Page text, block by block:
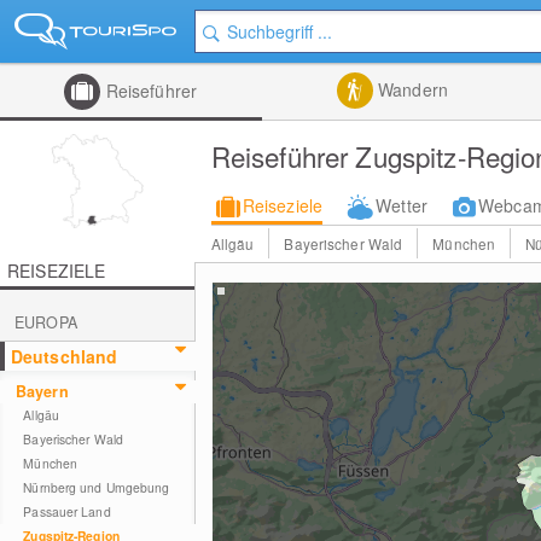
Reiseführer Wandern
Reiseführer Zugspitz-
Reiseziele Wetter
Allgäu Bayerischer Wald München
REISEZIELE
EUROPA
Deutschland
Bayern
Allgäu
Bayerischer Wald
München
Nürnberg und Umgebung
Passauer Land
Zugspitz-Region